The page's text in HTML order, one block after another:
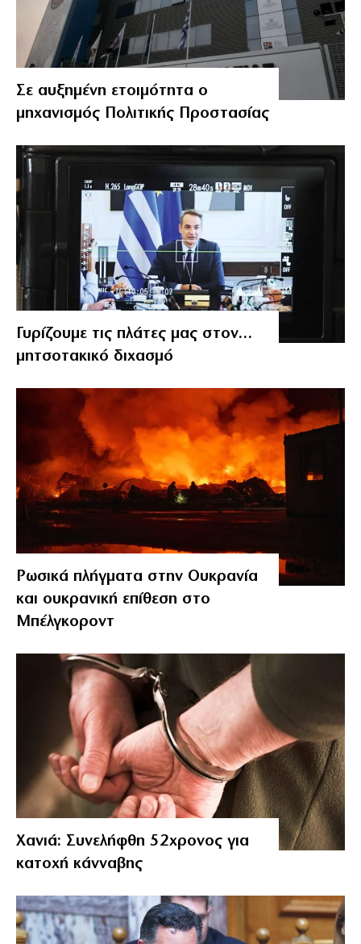
Σε αυξημένη ετοιμότητα ο
μηχανισμός Πολιτικής Προστασίας
Γυρίζουμε τις πλάτες μας στον…
μητσοτακικό διχασμό
Ρωσικά πλήγματα στην Ουκρανία
και ουκρανική επίθεση στο
Μπέλγκοροντ
Χανιά: Συνελήφθη 52χρονος για
κατοχή κάνναβης